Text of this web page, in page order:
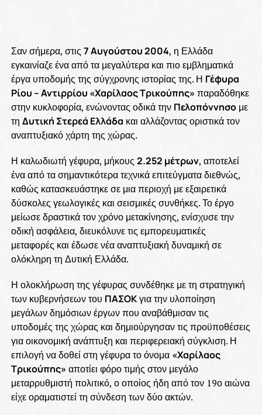
Σαν σήμερα, στις 7 Αυγούστου 2004, η Ελλάδα
εγκαινίαζε ένα από τα μεγαλύτερα και πιο εμβληματικά
έργα υποδομής της σύγχρονης ιστορίας της. Η Γέφυρα
Ρίου – Αντιρρίου «Χαρίλαος Τρικούπης» παραδόθηκε
στην κυκλοφορία, ενώνοντας οδικά την Πελοπόννησομε
τη Δυτική Στερεά Ελλάδα και αλλάζοντας οριστικά τον
αναπτυξιακό χάρτη της χώρας.
Η καλωδιωτή γέφυρα, μήκους2.252 μέτρων, αποτελεί
ένα από τα σημαντικότερα τεχνικά επιτεύγματα διεθνώς,
καθώς κατασκευάστηκε σε μια περιοχή με εξαιρετικά
δύσκολες γεωλογικές και σεισμικές συνθήκες. Το έργο
μείωσε δραστικά τον χρόνο μετακίνησης, ενίσχυσε την
οδική ασφάλεια, διευκόλυνε τις εμπορευματικές
μεταφορές και έδωσε νέα αναπτυξιακή δυναμική σε
ολόκληρη τη Δυτική Ελλάδα.
Η ολοκλήρωση της γέφυρας συνδέθηκε με τη στρατηγική
των κυβερνήσεων του ΠΑΣΟΚγια την υλοποίηση
μεγάλων δημόσιων έργων που αναβάθμισαν τις
υποδομές της χώρας και δημιούργησαν τις προϋποθέσεις
για οικονομική ανάπτυξη και περιφερειακή σύγκλιση. Η
επιλογή να δοθεί στη γέφυρα το όνομα «Χαρίλαος
Τρικούπης» αποτίει φόρο τιμής στον μεγάλο
μεταρρυθμιστή πολιτικό, ο οποίος ήδη από τον 19ο αιώνα
είχε οραματιστεί τη σύνδεση των δύο ακτών.